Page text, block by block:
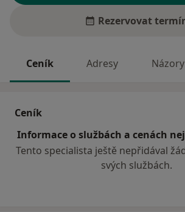
Rezervovat
Ceník Adresy
Ceník
Informace o službách a cenách
Tento specialista ještě nepřidával
svých službách.